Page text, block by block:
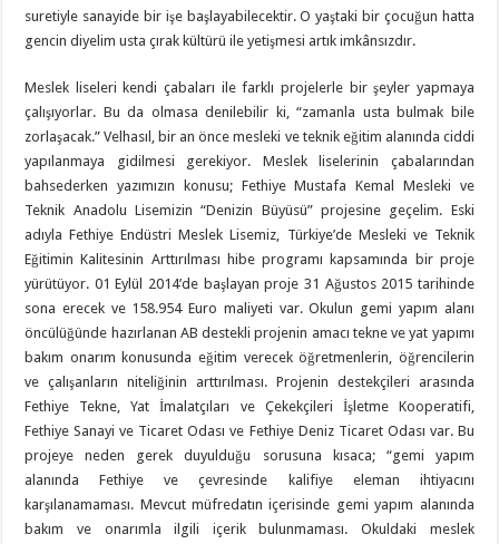
suretiyle sanayide bir işe başlayabilecektir. O yaştaki bir çocuğun hatta
gencin diyelim usta çırak kültürü ile yetişmesi artık imkânsızdır.
Meslek liseleri kendi çabaları ile farklı projelerle bir şeyler yapmaya
çalışıyorlar. Bu da olmasa denilebilir ki, “zamanla usta bulmak bile
zorlaşacak.” Velhasıl, bir an önce mesleki ve teknik eğitim alanında ciddi
yapılanmaya gidilmesi gerekiyor. Meslek liselerinin çabalarından
bahsederken yazımızın konusu; Fethiye Mustafa Kemal Mesleki ve
Teknik Anadolu Lisemizin “Denizin Büyüsü” projesine geçelim. Eski
adıyla Fethiye Endüstri Meslek Lisemiz, Türkiye’de Mesleki ve Teknik
Eğitimin Kalitesinin Arttırılması hibe programı kapsamında bir proje
yürütüyor. 01 Eylül 2014’de başlayan proje 31 Ağustos 2015 tarihinde
sona erecek ve 158.954 Euro maliyeti var. Okulun gemi yapım alanı
öncülüğünde hazırlanan AB destekli projenin amacı tekne ve yat yapımı
bakım onarım konusunda eğitim verecek öğretmenlerin, öğrencilerin
ve çalışanların niteliğinin arttırılması. Projenin destekçileri arasında
Fethiye Tekne, Yat İmalatçıları ve Çekekçileri İşletme Kooperatifi,
Fethiye Sanayi ve Ticaret Odası ve Fethiye Deniz Ticaret Odası var. Bu
projeye neden gerek duyulduğu sorusuna kısaca; “gemi yapım
alanında Fethiye ve çevresinde kalifiye eleman ihtiyacını
karşılanamaması. Mevcut müfredatın içerisinde gemi yapım alanında
bakım ve onarımla ilgili içerik bulunmaması. Okuldaki meslek